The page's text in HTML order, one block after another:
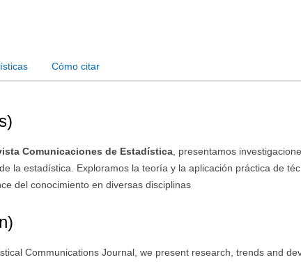
Cómo citar
Comunicaciones de Estadística , presentamos
la estadística. Exploramos la teoría y la aplicación práctica de
del conocimiento en diversas disciplinas
Communications Journal, we present research, trends and